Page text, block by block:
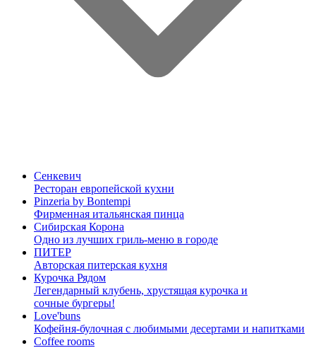
Сенкевич
Ресторан европейской кухни
Pinzeria by Bontempi
Фирменная итальянская пинца
Сибирская Корона
Одно из лучших гриль-меню в городе
ПИТЕР
Авторская питерская кухня
Курочка Рядом
Легендарный клубень, хрустящая курочка и
сочные бургеры!
Love'buns
Кофейня-булочная с любимыми десертами и напитками
Coffee rooms